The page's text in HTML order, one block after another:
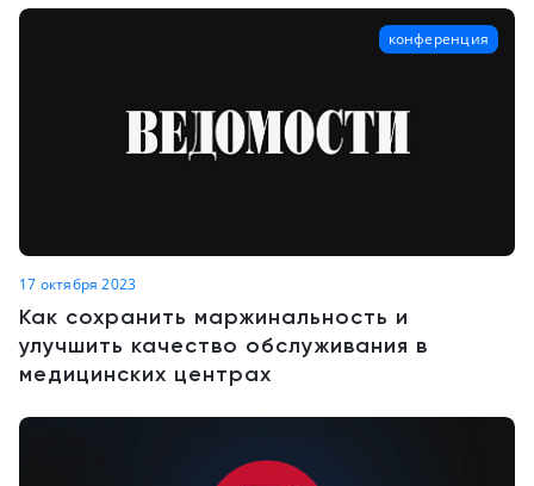
конференция
17 октября 2023
Как сохранить маржинальность и
улучшить качество обслуживания в
медицинских центрах